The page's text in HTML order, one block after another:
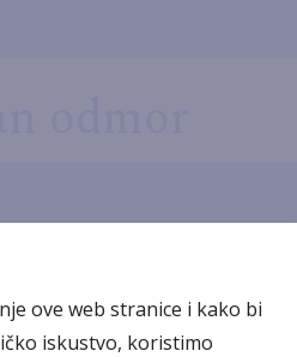
i
ove web stranice i kako bi
iskustvo, koristimo